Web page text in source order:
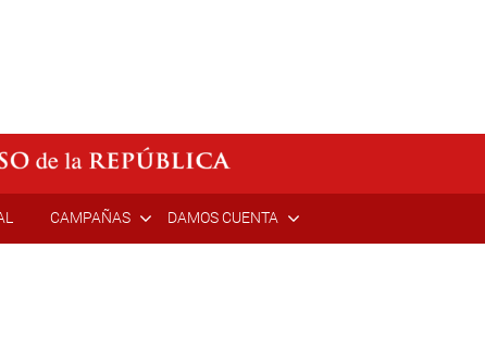
CAMPAÑAS DAMOS CUENTA